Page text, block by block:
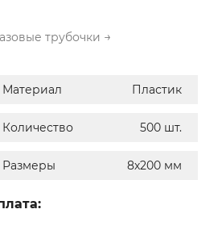
трубочки →
Материал Пластик
Количество 500 шт.
Размеры 8х200 мм